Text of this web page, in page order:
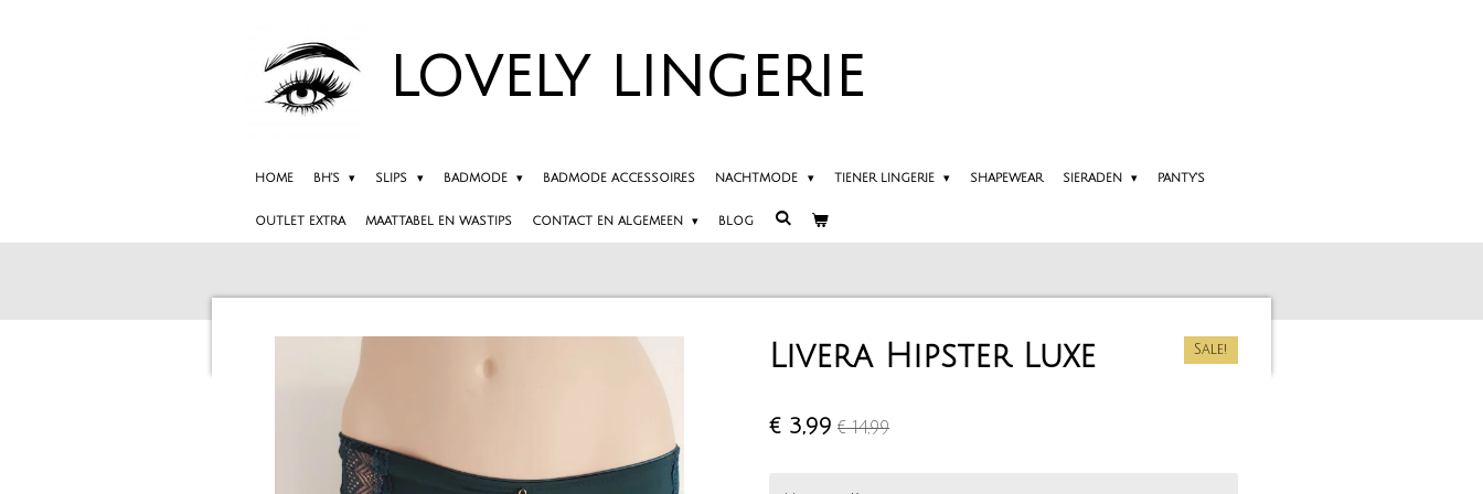
LOVELY LINGERIE
HOME BH'S SLIPS BADMODE BADMODE ACCESSOIRES NACHTMODE TIENER LINGERIE SHAPEWEAR SIERADEN PANTY'S
OUTLET EXTRA MAATTABEL EN WASTIPS CONTACT EN ALGEMEEN BLOG
Livera Hipster Luxe Sale!
€ 3,99 € 14,99